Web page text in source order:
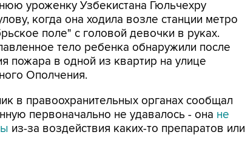
уроженку Узбекистана Гюльчехру
когда она ходила возле станции метро
поле" с головой девочки в руках.
тело ребенка обнаружили после
пожара в одной из квартир на улице
Ополчения.
в правоохранительных органах сообщал
первоначально не удавалось - она не
из-за воздействия каких-то препаратов или